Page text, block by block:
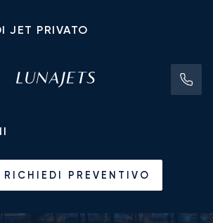
JET PRIVATO
RICHIEDI PREVENTIVO